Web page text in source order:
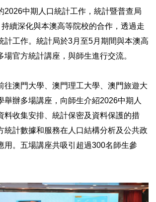
2026中期人口統計工作，統計暨普查局
持續深化與本澳高等院校的合作，透過走
計工作。統計局於3月至5月期間與本澳高
場官方統計講座，與師生進行交流。
往澳門大學、澳門理工大學、澳門旅遊大
舉辦多場講座，向師生介紹2026中期人
料收集安排、統計保密及資料保護的措
統計數據和服務在人口結構分析及公共政
用。五場講座共吸引超過300名師生參